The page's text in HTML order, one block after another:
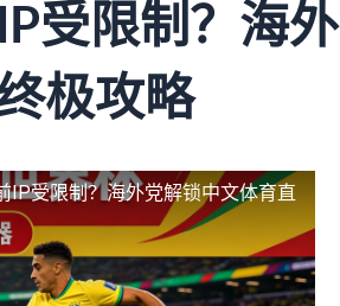
受限制？海外
极攻略
IP受限制？海外党解锁中文体育直